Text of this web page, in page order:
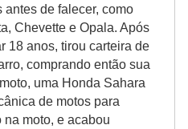
antes de falecer, como
Chevette e Opala. Após
18 anos, tirou carteira de
comprando então sua
uma Honda Sahara
de motos para
moto, e acabou